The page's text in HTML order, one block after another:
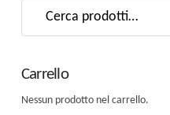
Carrello
Nessun prodotto nel carrello.